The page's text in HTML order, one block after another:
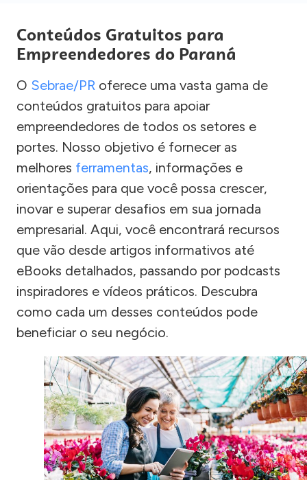
Conteúdos Gratuitos para
Empreendedores do Paraná
O Sebrae/PR oferece uma vasta gama de
conteúdos gratuitos para apoiar
empreendedores de todos os setores e
portes. Nosso objetivo é fornecer as
melhores ferramentas, informações e
orientações para que você possa crescer,
inovar e superar desafios em sua jornada
empresarial. Aqui, você encontrará recursos
que vão desde artigos informativos até
eBooks detalhados, passando por podcasts
inspiradores e vídeos práticos. Descubra
como cada um desses conteúdos pode
beneficiar o seu negócio.